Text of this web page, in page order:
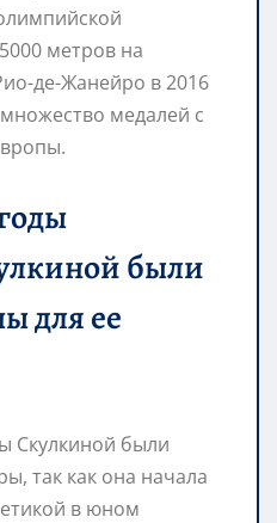
метров на
де-Жанейро в 2016
медалей с
были
для ее
Скулкиной были
так как она начала
в юном